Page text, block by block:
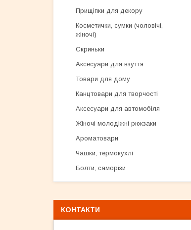
Прищіпки для декору
Косметички, сумки (чоловічі,
жіночі)
Скриньки
Аксесуари для взуття
Товари для дому
Канцтовари для творчості
Аксесуари для автомобіля
Жіночі молодіжні рюкзаки
Ароматовари
Чашки, термокухлі
Болти, саморізи
КОНТАКТИ